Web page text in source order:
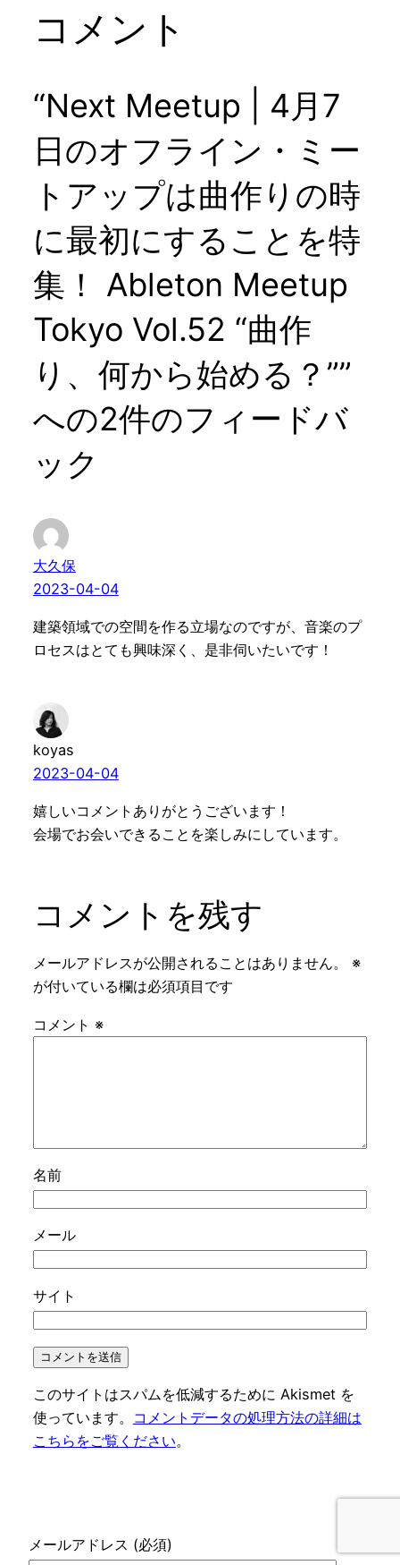
コメント
“Next Meetup | 4月7
日のオフライン・ミー
トアップは曲作りの時
に最初にすることを特
集！ Ableton Meetup
Tokyo Vol.52 “曲作
り、何から始める？””
への2件のフィードバ
ック
大久保
2023-04-04
建築領域での空間を作る立場なのですが、音楽のプ
ロセスはとても興味深く、是非伺いたいです！
koyas
2023-04-04
嬉しいコメントありがとうございます！
会場でお会いできることを楽しみにしています。
コメントを残す
メールアドレスが公開されることはありません。
※
が付いている欄は必須項目です
コメント ※
名前
メール
サイト
このサイトはスパムを低減するために Akismet を
使っています。
コメントデータの処理方法の詳細は
こちらをご覧ください。
メールアドレス (必須)